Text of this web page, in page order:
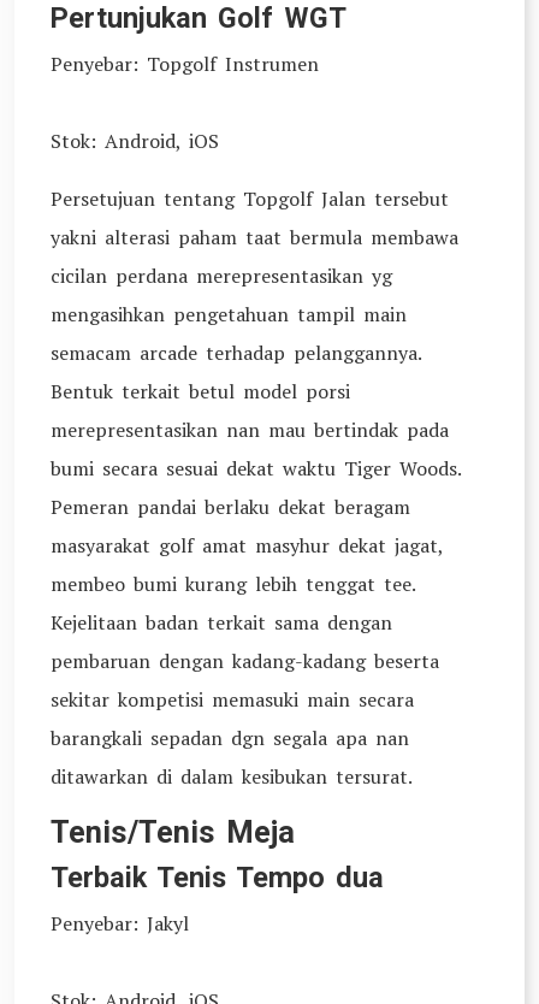
Pertunjukan Golf WGT
Penyebar: Topgolf Instrumen
Stok: Android, iOS
Persetujuan tentang Topgolf Jalan tersebut
yakni alterasi paham taat bermula membawa
cicilan perdana merepresentasikan yg
mengasihkan pengetahuan tampil main
semacam arcade terhadap pelanggannya.
Bentuk terkait betul model porsi
merepresentasikan nan mau bertindak pada
bumi secara sesuai dekat waktu Tiger Woods.
Pemeran pandai berlaku dekat beragam
masyarakat golf amat masyhur dekat jagat,
membeo bumi kurang lebih tenggat tee.
Kejelitaan badan terkait sama dengan
pembaruan dengan kadang-kadang beserta
sekitar kompetisi memasuki main secara
barangkali sepadan dgn segala apa nan
ditawarkan di dalam kesibukan tersurat.
Tenis/Tenis Meja
Terbaik Tenis Tempo dua
Penyebar: Jakyl